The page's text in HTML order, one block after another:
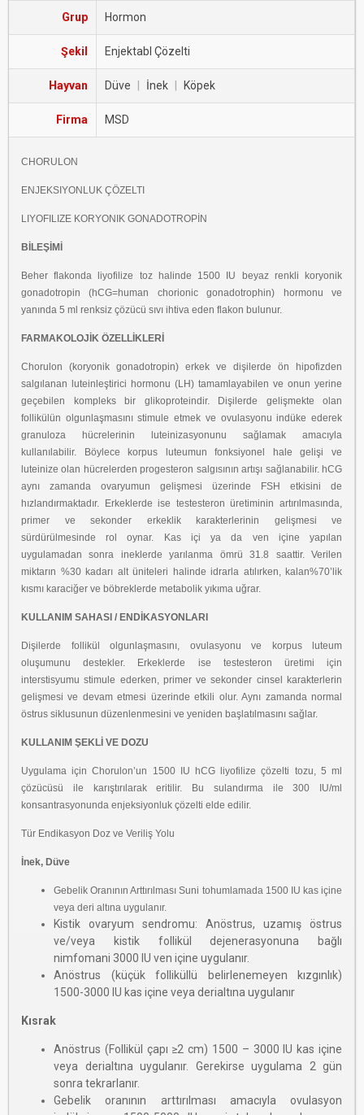
Grup Hormon
Şekil Enjektabl Çözelti
Hayvan Düve İnek Köpek
Firma MSD
CHORULON
ENJEKSIYONLUK ÇÖZELTI
LIYOFILIZE KORYONIK GONADOTROPİN
BİLEŞİMİ
Beher flakonda liyofilize toz halinde 1500 IU beyaz renkli koryonik
gonadotropin(hCG=human chorionic gonadotrophin) hormonu ve
yanında 5 ml renksiz çözücü sıvı ihtiva eden flakon bulunur.
FARMAKOLOJİK ÖZELLİKLERİ
Chorulon (koryonik gonadotropin) erkek ve dişilerde ön hipofizden
salgılanan
luteinleştirici hormonu (LH) tamamlayabilen ve onun yerine
geçebilen kompleks bir glikoproteindir. Dişilerde gelişmekte olan
follikülün olgunlaşmasını stimule etmek ve ovulasyonu indüke ederek
granuloza hücrelerinin luteinizasyonunu sağlamak amacıyla
kullanılabilir. Böylece korpus luteumun fonksiyonel hale gelişi ve
luteinizeolan hücrelerden progesteron salgısının artışı sağlanabilir. hCG
aynı zamanda ovaryumun gelişmesi üzerinde FSH etkisini de
hızlandırmaktadır. Erkeklerde ise testesteron üretiminin artırılmasında,
primer ve sekonder erkeklik karakterlerinin gelişmesi ve
sürdürülmesinde rol oynar. Kas içi ya da ven içine yapılan
uygulamadansonra ineklerde yarılanma ömrü 31.8 saattir. Verilen
miktarın %30 kadarı alt üniteleri
halinde idrarla atılırken, kalan%70’lik
kısmı karaciğer ve böbreklerde metabolik yıkıma uğrar.
KULLANIM SAHASI / ENDİKASYONLARI
Dişilerde follikül olgunlaşmasını, ovulasyonu ve korpus luteum
oluşumunu destekler.
Erkeklerde ise testesteron üretimi için
interstisyumu stimule ederken, primer vesekonder cinsel karakterlerin
gelişmesi ve devam etmesi üzerinde etkili olur. Aynı zamanda normal
östrus siklusunun düzenlenmesini ve yeniden başlatılmasını sağlar.
KULLANIM ŞEKLİ VE DOZU
Uygulama için Chorulon’un 1500 IU hCG liyofilize çözelti tozu, 5 ml
çözücüsü ile
karıştırılarak eritilir. Bu sulandırma ile 300 IU/ml
konsantrasyonunda enjeksiyonluk çözelti elde edilir.
Tür Endikasyon Doz ve Veriliş Yolu
İnek, Düve
Gebelik Oranının Arttırılması Suni tohumlamada 1500 IU kas içine
veya deri altına uygulanır.
Kistik ovaryum sendromu: Anöstrus, uzamış östrus
ve/veya kistik follikül dejenerasyonuna bağlı
nimfomani 3000 IU ven içine uygulanır.
Anöstrus (küçük folliküllü belirlenemeyen kızgınlık)
1500-3000 IU kas içine veya derialtına uygulanır
Kısrak
Anöstrus (Follikül çapı ≥2 cm) 1500 – 3000 IU kas içine
veya derialtına uygulanır. Gerekirse uygulama 2 gün
sonra tekrarlanır.
Gebelik oranının arttırılması amacıyla ovulasyon